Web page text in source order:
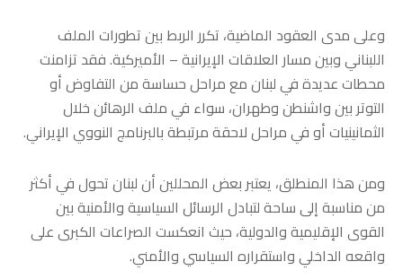
وعلى مدى العقود الماضية، تكرر الربط بين تطورات الملف
اللبناني وبين مسار العلاقات الإيرانية – الأميركية. فقد تزامنت
محطات عديدة في لبنان مع مراحل حساسة من التفاوض أو
التوتر بين واشنطن وطهران، سواء في ملف الرهائن خلال
الثمانينيات أو في مراحل لاحقة مرتبطة بالبرنامج النووي الإيراني.
ومن هذا المنطلق، يعتبر بعض المحللين أن لبنان تحول في أكثر
من مناسبة إلى ساحة لتبادل الرسائل السياسية والأمنية بين
القوى الإقليمية والدولية، حيث انعكست الصراعات الكبرى على
واقعه الداخلي واستقراره السياسي والأمني.